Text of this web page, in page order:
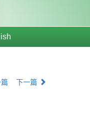
篇 下一篇